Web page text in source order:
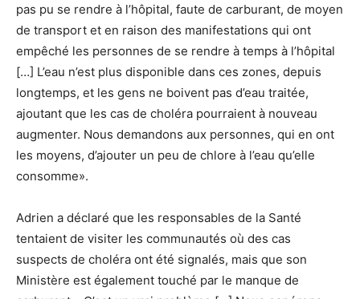
pas pu se rendre à l’hôpital, faute de carburant, de moyen
de transport et en raison des manifestations qui ont
empêché les personnes de se rendre à temps à l’hôpital
[…] L’eau n’est plus disponible dans ces zones, depuis
longtemps, et les gens ne boivent pas d’eau traitée,
ajoutant que les cas de choléra pourraient à nouveau
augmenter. Nous demandons aux personnes, qui en ont
les moyens, d’ajouter un peu de chlore à l’eau qu’elle
consomme».
Adrien a déclaré que les responsables de la Santé
tentaient de visiter les communautés où des cas
suspects de choléra ont été signalés, mais que son
Ministère est également touché par le manque de